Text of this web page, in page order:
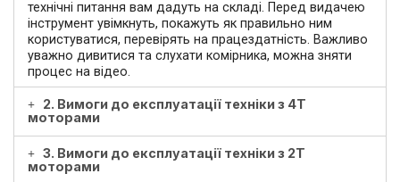
технічні питання вам дадуть на складі. Перед видачею
інструмент увімкнуть, покажуть як правильно ним
користуватися, перевірять на працездатність. Важливо
уважно дивитися та слухати комірника, можна зняти
процес на відео.
2. Вимоги до експлуатації техніки з 4Т
моторами
3. Вимоги до експлуатації техніки з 2Т
моторами